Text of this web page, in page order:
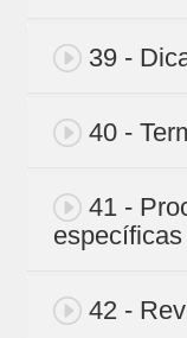
39 -
40 -
41 -
específicas
42 -